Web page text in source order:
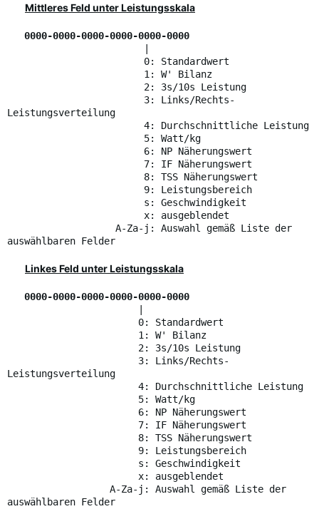
Mittleres Feld unter Leistungsskala
0000-0000-0000-0000-0000-0000
0: Standardwert
1: W' Bilanz
2: 3s/10s Leistung
3: Links/Rechts-
Leistungsverteilung
4: Durchschnittliche Leistung
5: Watt/kg
6: NP Näherungswert
7: IF Näherungswert
8: TSS Näherungswert
9: Leistungsbereich
s: Geschwindigkeit
x: ausgeblendet
A-Za-j: Auswahl gemäß Liste der
auswählbaren Felder
Linkes Feld unter Leistungsskala
0000-0000-0000-0000-0000-0000
0: Standardwert
1: W' Bilanz
2: 3s/10s Leistung
3: Links/Rechts-
Leistungsverteilung
4: Durchschnittliche Leistung
5: Watt/kg
6: NP Näherungswert
7: IF Näherungswert
8: TSS Näherungswert
9: Leistungsbereich
s: Geschwindigkeit
x: ausgeblendet
A-Za-j: Auswahl gemäß Liste der
auswählbaren Felder